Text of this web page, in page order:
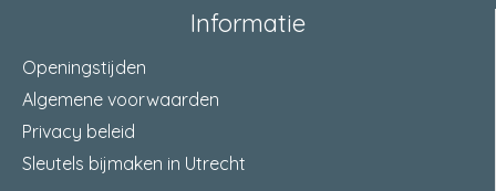
Informatie
Openingstijden
Algemene voorwaarden
Privacy beleid
Sleutels bijmaken in Utrecht